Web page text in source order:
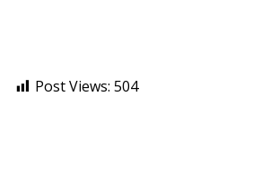
Post Views: 504